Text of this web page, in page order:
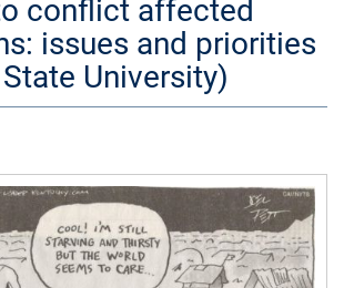
conflict affected
issues and priorities
University)